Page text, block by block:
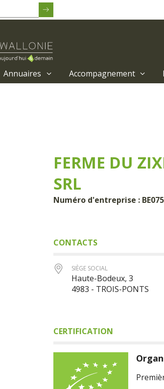
Annuaires Accompagnement
FERME DU
SRL
Numéro d'entreprise :
CONTACTS
SIÈGE SOCIAL
Haute-Bodeux, 3
4983 - TROIS-PONTS
CERTIFICATION